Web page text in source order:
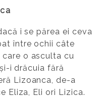
i se părea ei ceva
între ochii câte
care o asculta cu
i drăcuia fără
Lizoanca, de-a
Eliza, Eli ori Lizica.